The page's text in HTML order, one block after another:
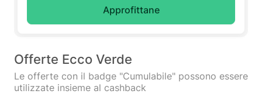
Approfittane
Offerte Ecco Verde
Le offerte con il badge "Cumulabile" possono essere
utilizzate insieme al cashback